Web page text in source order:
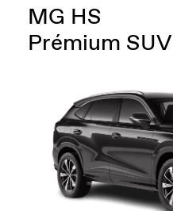
MG HS
Prémium SUV